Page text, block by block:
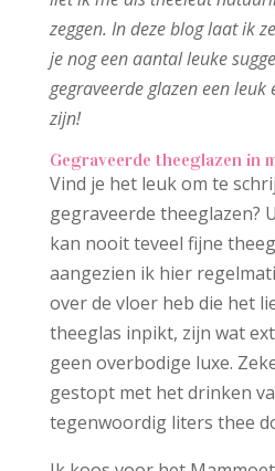
zeggen. In deze blog laat ik
je nog een aantal leuke
gegraveerde glazen een
zijn!
Gegraveerde theeglazen in
Vind je het leuk om te
gegraveerde theeglazen?
kan nooit teveel fijne
aangezien ik hier
over de vloer heb die het
theeglas inpikt, zijn wat
geen overbodige luxe.
gestopt met het drinken
tegenwoordig liters thee